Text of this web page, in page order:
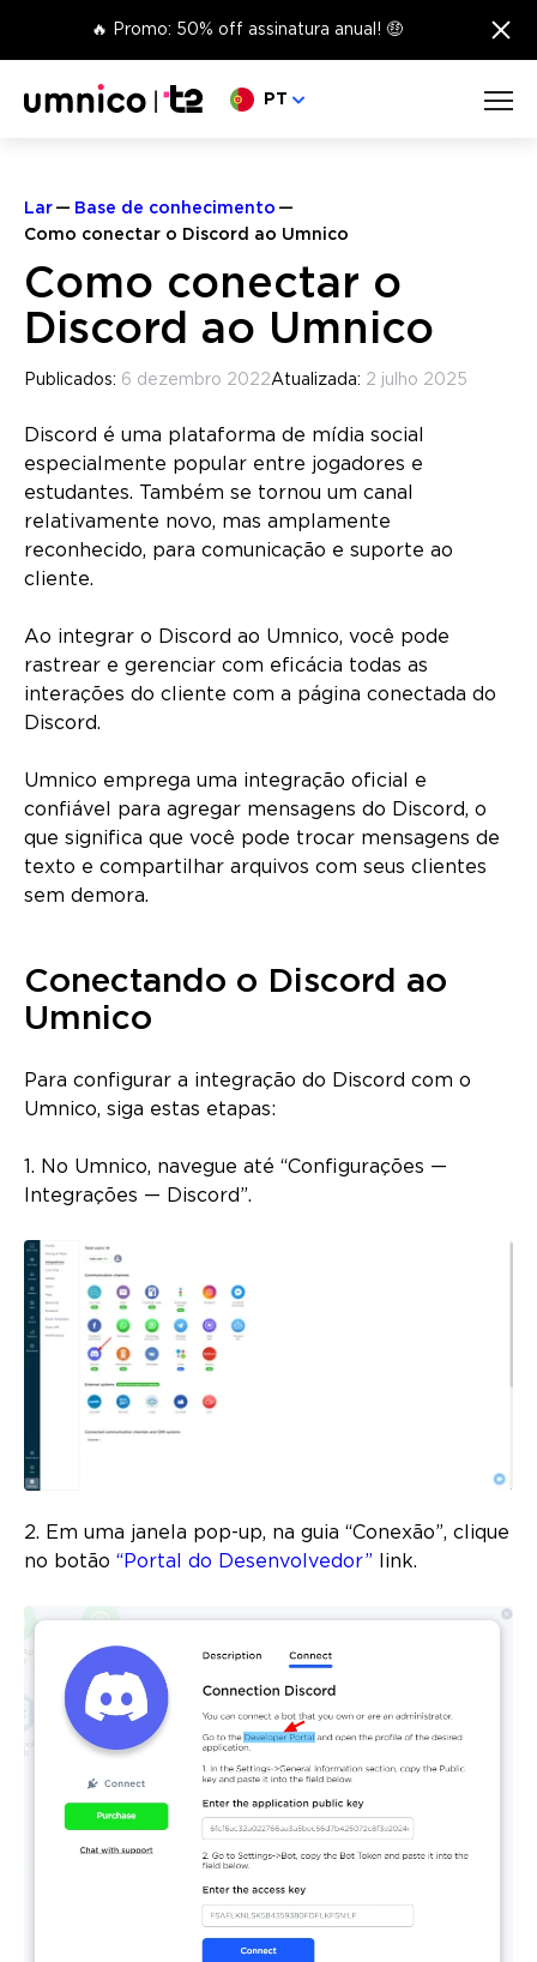
🔥 Promo: 50% off assinatura anual! 🤑 ×
Escolha o seu idioma
PT
Lar
Base de conhecimento
Como conectar o Discord ao Umnico
Como conectar o
Discord ao Umnico
Publicados: 6 dezembro 2022Atualizada: 2 julho 2025
Discord é uma plataforma de mídia social
especialmente popular entre jogadores e
estudantes. Também se tornou um canal
relativamente novo, mas amplamente
reconhecido, para comunicação e suporte ao
cliente.
Ao integrar o Discord ao Umnico, você pode
rastrear e gerenciar com eficácia todas as
interações do cliente com a página conectada do
Discord.
Umnico emprega uma integração oficial e
confiável para agregar mensagens do Discord, o
que significa que você pode trocar mensagens de
texto e compartilhar arquivos com seus clientes
sem demora.
Conectando o Discord ao
Umnico
Para configurar a integração do Discord com o
Umnico, siga estas etapas:
1. No Umnico, navegue até “Configurações —
Integrações — Discord”.
2. Em uma janela pop-up, na guia “Conexão”, clique
no botão “Portal do Desenvolvedor” link.